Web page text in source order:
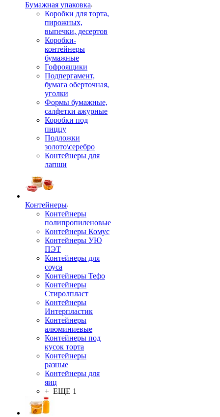
Бумажная упаковка
Коробки для торта,
пирожных,
выпечки, десертов
Коробки-
контейнеры
бумажные
Гофроящики
Подпергамент,
бумага оберточная,
уголки
Формы бумажные,
салфетки ажурные
Коробки под
пиццу
Подложки
золото\серебро
Контейнеры для
лапши
Контейнеры
Контейнеры
полипропиленовые
Контейнеры Комус
Контейнеры УЮ
ПЭТ
Контейнеры для
соуса
Контейнеры Тефо
Контейнеры
Стиролпласт
Контейнеры
Интерпластик
Контейнеры
алюминиевые
Контейнеры под
кусок торта
Контейнеры
разные
Контейнеры для
яиц
+ ЕЩЕ 1